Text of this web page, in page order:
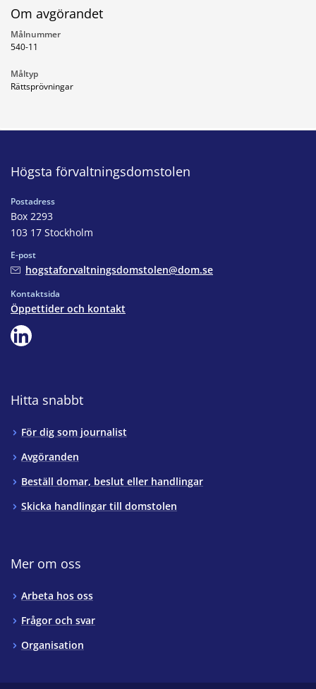
Om avgörandet
Målnummer
540-11
Måltyp
Rättsprövningar
Högsta förvaltningsdomstolen
Postadress
Box 2293
103 17 Stockholm
E-post
hogstaforvaltningsdomstolen@dom.se
Kontaktsida
Öppettider och kontakt
Hitta snabbt
För dig som journalist
Avgöranden
Beställ domar, beslut eller handlingar
Skicka handlingar till domstolen
Mer om oss
Arbeta hos oss
Frågor och svar
Organisation